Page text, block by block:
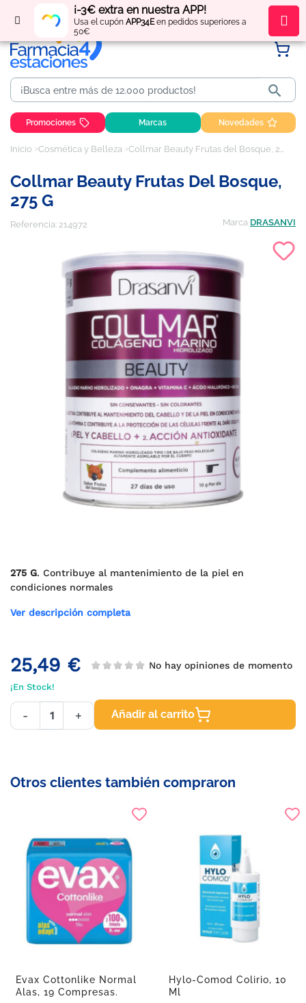
¡-3€ extra en nuestra APP!
Usa el cupón APP34Een pedidos superiores a
50€
Regístratey obténpuntos por tus compras

Promociones Marcas Novedades
Inicio Cosmética y Belleza Collmar Beauty Frutas del Bosque, 275 g
Collmar Beauty Frutas Del Bosque,
275 G
Referencia: 214972 Marca DRASANVI
275 G. Contribuye al mantenimiento de la piel en
condiciones normales
Ver descripción completa
25,49 € No hay opiniones de momento
¡En Stock!
- + Añadir al carrito
Otros clientes también compraron
Evax Cottonlike Normal
Alas, 19 Compresas.
Hylo-Comod Colirio, 10
Ml